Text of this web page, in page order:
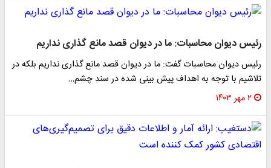
رئیس دیوان محاسبات: ما در دیوان قصد مانع گذاری نداریم
رئیس دیوان محاسبات گفت: ما در دیوان قصد مانع گذاری نداریم بلکه در
تلاشیم با توجه به اهداف پیش بینی شده در سند چشم…
۲ مهر ۱۴۰۳